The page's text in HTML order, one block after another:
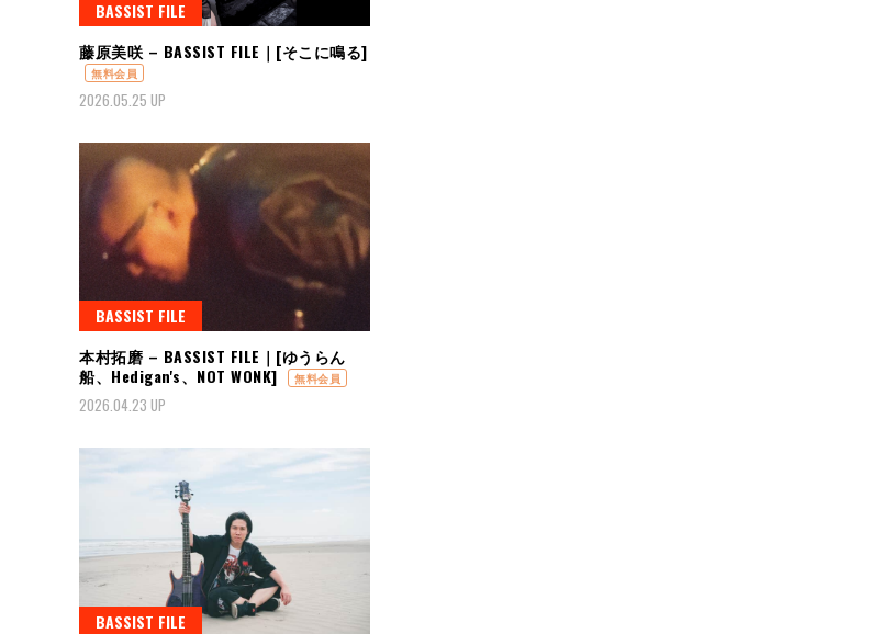
BASSIST FILE
藤原美咲 – BASSIST FILE｜[そこに鳴る]
無料会員
2026.05.25 UP
BASSIST FILE
本村拓磨 – BASSIST FILE｜[ゆうらん
船、Hedigan's、NOT WONK]
無料会員
2026.04.23 UP
BASSIST FILE